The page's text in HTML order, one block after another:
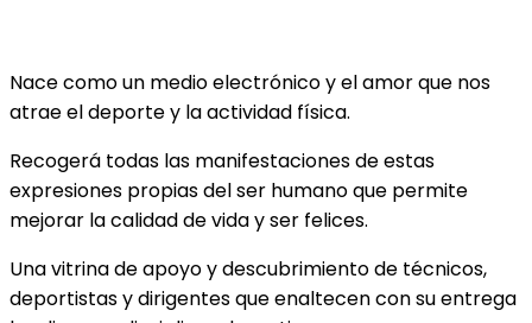
Nace como un medio electrónico y el amor que nos
atrae el deporte y la actividad física.
Recogerá todas las manifestaciones de estas
expresiones propias del ser humano que permite
mejorar la calidad de vida y ser felices.
Una vitrina de apoyo y descubrimiento de técnicos,
deportistas y dirigentes que enaltecen con su entrega